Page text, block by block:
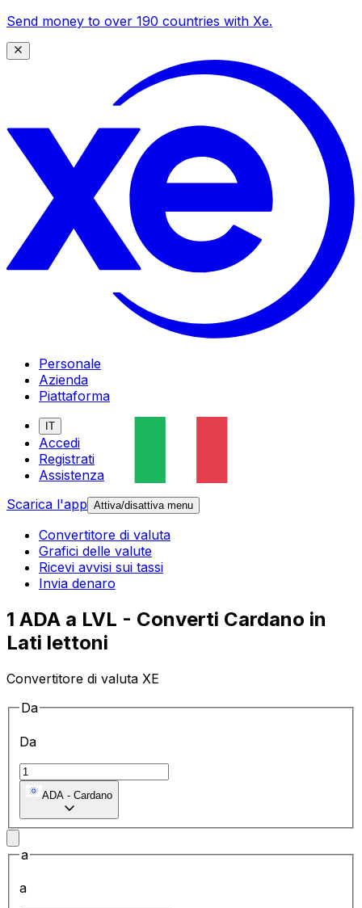
Send money to over 190 countries with Xe.
Personale
Azienda
Piattaforma
IT
Accedi
Registrati
Assistenza
Scarica l'app Attiva/disattiva menu
Convertitore di valuta
Grafici delle valute
Ricevi avvisi sui tassi
Invia denaro
1 ADA a LVL - Converti Cardano in
Lati lettoni
Convertitore di valuta XE
Da
Da
ADA - Cardano
a
a